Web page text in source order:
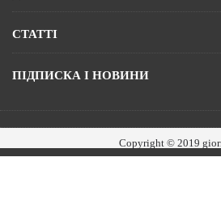
СТАТТІ
ПІДПИСКА І НОВИНИ
Copyright © 2019